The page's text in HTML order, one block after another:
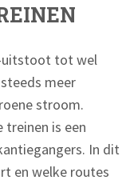
uitstoot tot wel
meer
stroom.
treinen is een
In dit
en welke routes